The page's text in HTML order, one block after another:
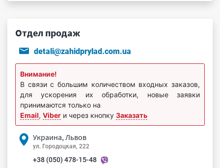
Отдел продаж
detali@zahidprylad.com.ua
Внимание!
В связи с большим количеством входных заказов,
для ускорения их обработки, новые заявки
принимаются только на
Email, Viber и через кнопку Заказать
Украина, Львов
ул. Городоцкая, 222
+38 (050) 478-15-48